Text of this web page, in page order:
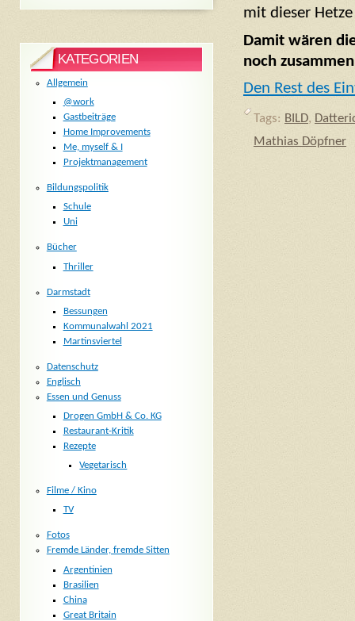
mit dieser
Damit wären
noch
Den Rest des
Tags: BILD,
Mathias Döpfner
KATEGORIEN
Allgemein
@work
Gastbeiträge
Home Improvements
Me, myself & I
Projektmanagement
Bildungspolitik
Schule
Uni
Bücher
Thriller
Darmstadt
Bessungen
Kommunalwahl 2021
Martinsviertel
Datenschutz
Englisch
Essen und Genuss
Drogen GmbH & Co. KG
Restaurant-Kritik
Rezepte
Vegetarisch
Filme / Kino
TV
Fotos
Fremde Länder, fremde Sitten
Argentinien
Brasilien
China
Great Britain